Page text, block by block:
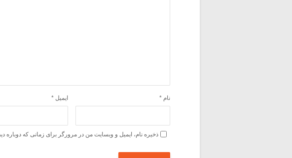
نام * ایمیل *
ذخیره نام، ایمیل و وبسایت من در مرورگر برای زمانی که دوباره